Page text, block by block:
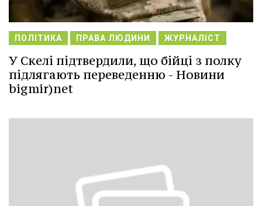
ПОЛІТИКА ПРАВА ЛЮДИНИ ЖУРНАЛІСТ
У Скелі підтвердили, що бійці з полку
підлягають переведенню - Новини
bigmir)net